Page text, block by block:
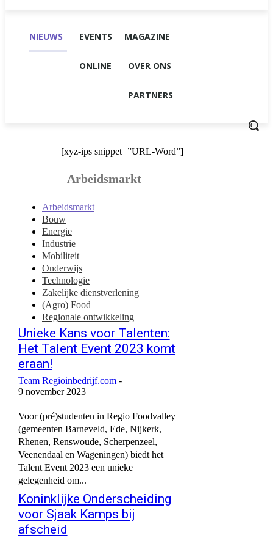
NIEUWS EVENTS MAGAZINE
ONLINE OVER ONS
PARTNERS
[xyz-ips snippet=”URL-Word”]
Arbeidsmarkt
Arbeidsmarkt
Bouw
Energie
Industrie
Mobiliteit
Onderwijs
Technologie
Zakelijke dienstverlening
(Agro) Food
Regionale ontwikkeling
Unieke Kans voor Talenten:
Het Talent Event 2023 komt
eraan!
Team Regioinbedrijf.com -
9 november 2023
Voor (pré)studenten in Regio Foodvalley
(gemeenten Barneveld, Ede, Nijkerk,
Rhenen, Renswoude, Scherpenzeel,
Veenendaal en Wageningen) biedt het
Talent Event 2023 een unieke
gelegenheid om...
Koninklijke Onderscheiding
voor Sjaak Kamps bij
afscheid